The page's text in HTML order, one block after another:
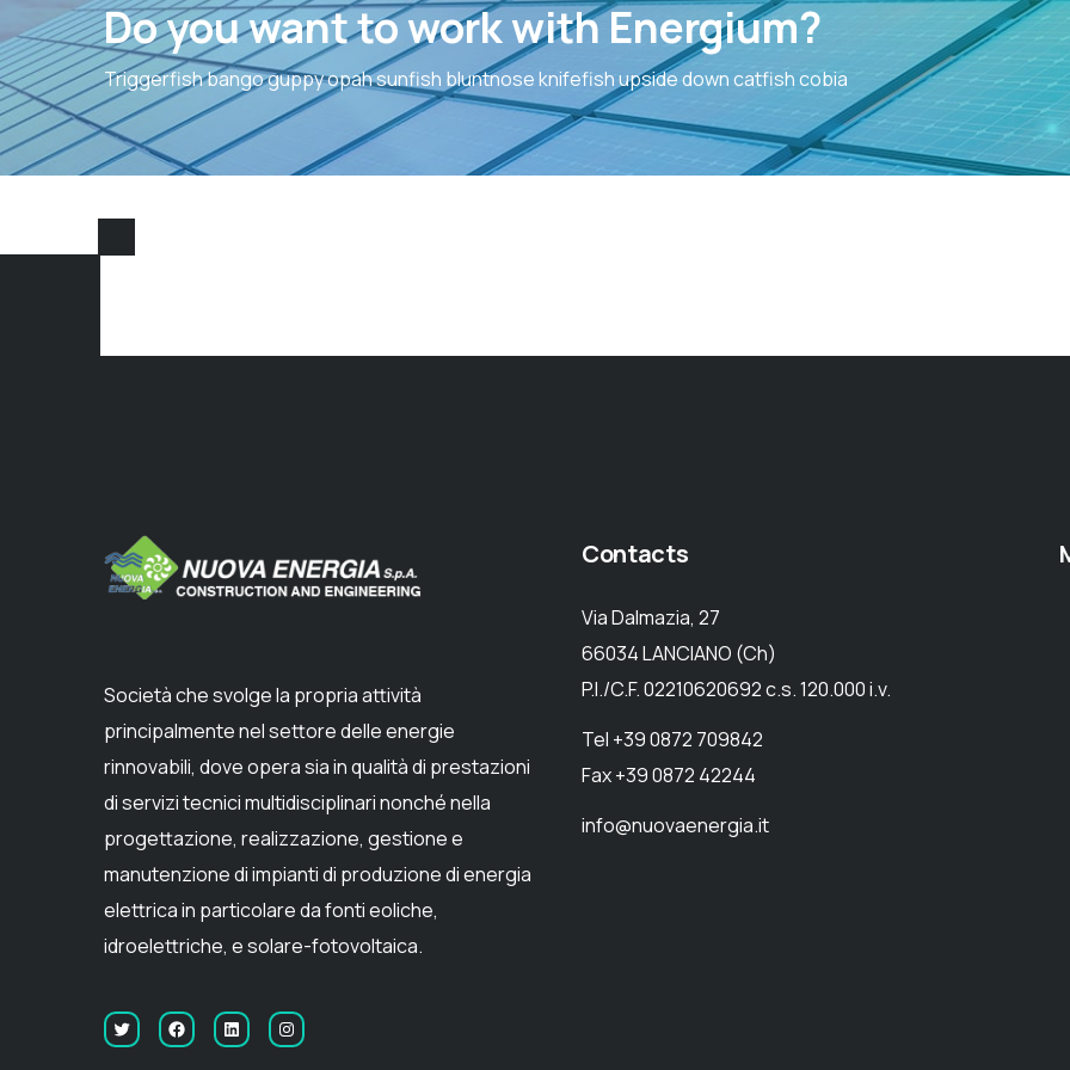
Do you want to work with Energium?
Triggerfish bango guppy opah sunfish bluntnose knifefish upside down catfish cobia
Società che svolge la propria attività
principalmente nel settore delle energie
rinnovabili, dove opera sia in qualità di prestazioni
di servizi tecnici multidisciplinari nonché nella
progettazione, realizzazione, gestione e
manutenzione di impianti di produzione di energia
elettrica in particolare da fonti eoliche,
idroelettriche, e solare-fotovoltaica.
Contacts
Via Dalmazia, 27
66034 LANCIANO (Ch)
P.I./C.F. 02210620692 c.s. 120.000 i.v.
Tel +39 0872 709842
Fax +39 0872 42244
info@nuovaenergia.it